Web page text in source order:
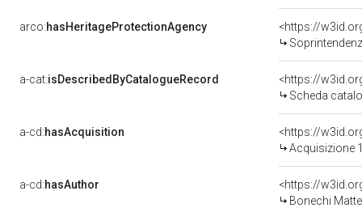
arco:hasHeritageProtectionAgency
<https://
Soprintendenza
a-cat:isDescribedByCatalogueRecord
<https://
Scheda
a-cd:hasAcquisition
<https://
Acquisizione
a-cd:hasAuthor
<https://
Bonechi